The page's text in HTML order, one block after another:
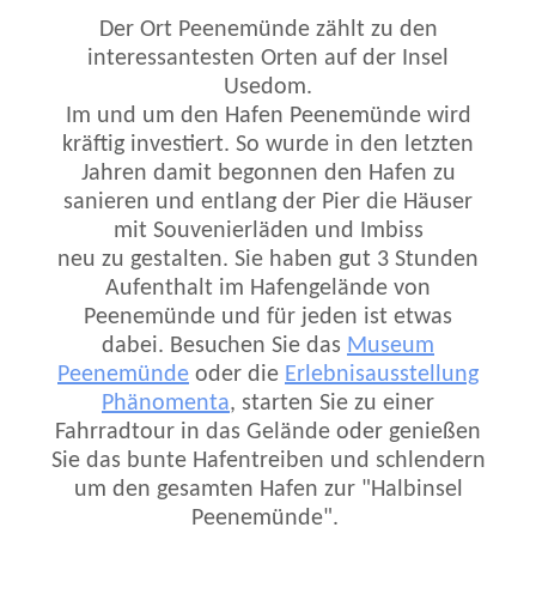
Der Ort Peenemünde zählt zu den
interessantesten Orten auf der Insel
Usedom.
Im und um den Hafen Peenemünde wird
kräftig investiert. So wurde in den letzten
Jahren damit begonnen den Hafen zu
sanieren und entlang der Pier die Häuser
mit Souvenierläden und Imbiss
neu zu gestalten. Sie haben gut 3 Stunden
Aufenthalt im Hafengelände von
Peenemünde und für jeden ist etwas
dabei. Besuchen Sie das Museum
Peenemünde oder die Erlebnisausstellung
Phänomenta, starten Sie zu einer
Fahrradtour in das Gelände oder genießen
Sie das bunte Hafentreiben und schlendern
um den gesamten Hafen zur "Halbinsel
Peenemünde".